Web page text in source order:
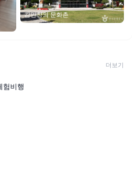
감만창의 문화촌
더보기
험비행